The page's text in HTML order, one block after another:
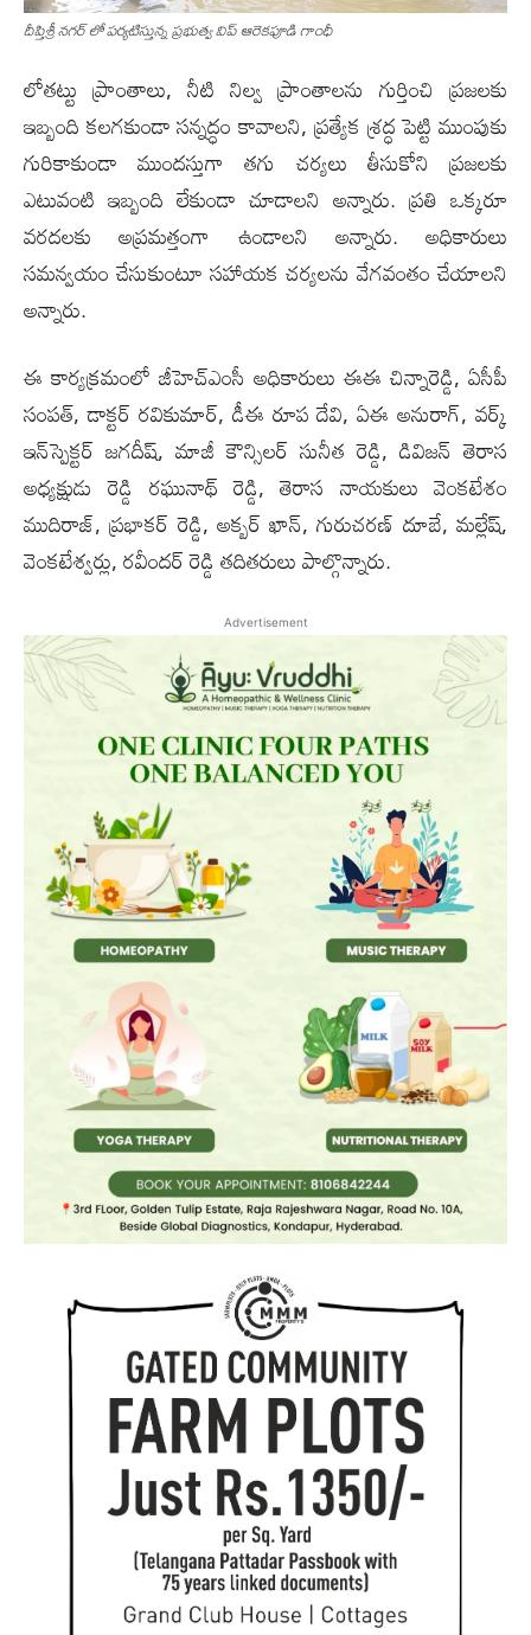
దీప్తిశ్రీ నగర్ లో ప‌ర్య‌టిస్తున్న ప్రభుత్వ విప్ ఆరెకపూడి గాంధీ
లోతట్టు ప్రాంతాలు, నీటి నిల్వ ప్రాంతాలను గుర్తించి ప్రజలకు
ఇబ్బంది కల‌గ‌కుండా సన్నద్ధం కావాలని, ప్రత్యేక శ్రద్ధ పెట్టి ముంపుకు
గురికాకుండా ముందస్తుగా తగు చర్యలు తీసుకోని ప్రజలకు
ఎటువంటి ఇబ్బంది లేకుండా చూడాలని అన్నారు. ప్రతి ఒక్కరూ
వ‌ర‌ద‌లకు అప్రమత్తంగా ఉండాలని అన్నారు. అధికారులు
సమన్వయం చేసుకుంటూ సహాయక చర్యలను వేగవంతం చేయాలని
అన్నారు.
ఈ కార్యక్రమంలో జీహెచ్ఎంసీ అధికారులు ఈఈ చిన్నారెడ్డి, ఏసీపీ
సంపత్, డాక్టర్ రవికుమార్, డీఈ రూప దేవి, ఏఈ అనురాగ్, వర్క్
ఇన్‌స్పెక్టర్ జగదీష్, మాజీ కౌన్సిలర్ సునీత రెడ్డి, డివిజన్ తెరాస
అధ్యక్షుడు రెడ్డి రఘునాథ్ రెడ్డి, తెరాస నాయకులు వెంకటేశం
ముదిరాజ్, ప్రభాకర్ రెడ్డి, అక్బర్ ఖాన్, గురుచరణ్ దూబే, మల్లేష్,
వెంకటేశ్వర్లు, రవీందర్ రెడ్డి తదితరులు పాల్గొన్నారు.
Advertisement